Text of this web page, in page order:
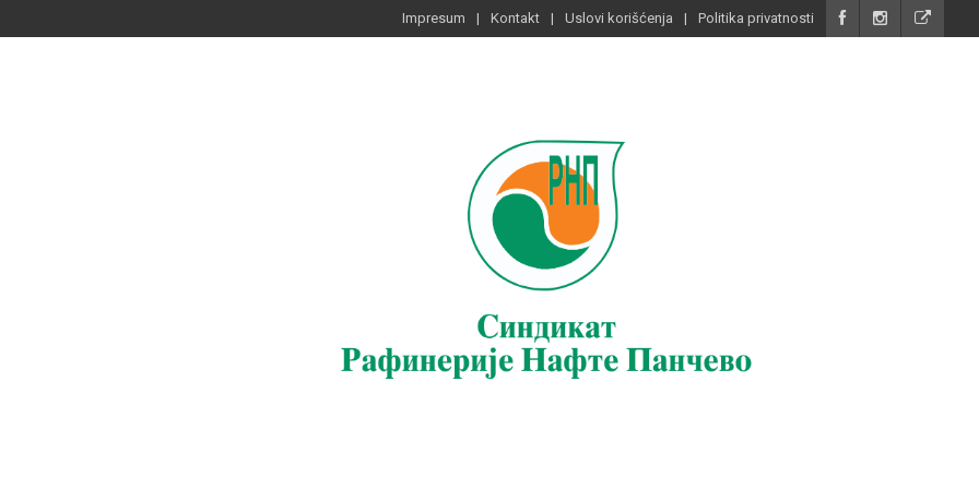
Impresum Kontakt Uslovi korišćenja Politika privatnosti